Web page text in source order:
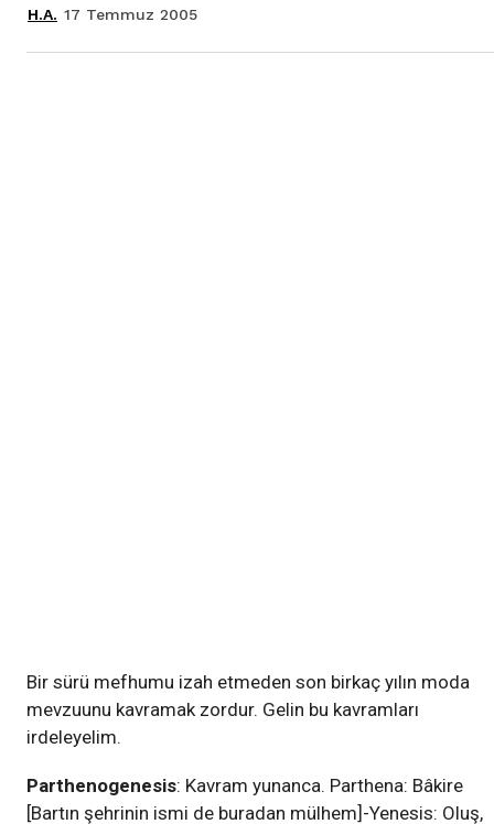
H.A. 17 Temmuz 2005
Bir sürü mefhumu izah etmeden son birkaç yılın moda
mevzuunu kavramak zordur. Gelin bu kavramları
irdeleyelim.
Parthenogenesis: Kavram yunanca. Parthena: Bâkire
[Bartın şehrinin ismi de buradan mülhem]-Yenesis: Oluş,